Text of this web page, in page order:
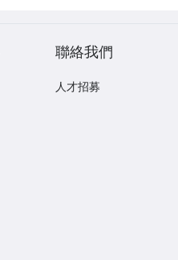
聯絡我們
人才招募